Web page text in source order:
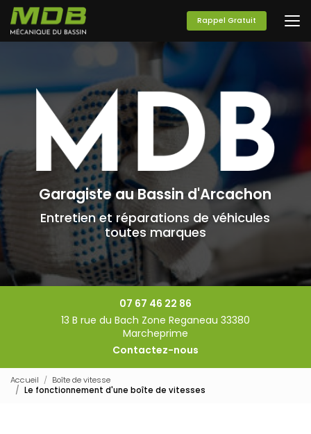
Aller
au
contenu
principal
Rappel Gratuit
Garagiste au Bassin d'Arcachon
Entretien et réparations de véhicules
toutes marques
07 67 46 22 86
13 B rue du Bach Zone Reganeau 33380
Marcheprime
Contactez-nous
Accueil
Boîte de vitesse
Le fonctionnement d'une boîte de vitesses